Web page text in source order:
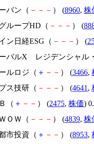
バン（ － － － ） (8960, 株
ループHD（ － － － ） (
ン日経ESG（ － － － ） (
バルX レジデンシャル
ルロジ（ ＋ － － ） (3466,
ス技研（ － － － ） (4641 ,
（ ＋ － － ） (2475, 株価)
ＯＷ（ － － － ） (4839, 株
市投資（ ＋ － － ） (8953,